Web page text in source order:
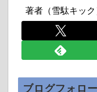
著者（雪駄キック
ブログフォロ